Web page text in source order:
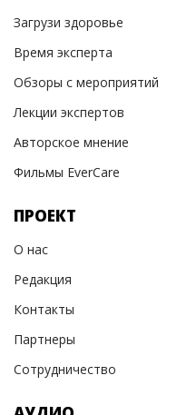
Загрузи здоровье
Время эксперта
Обзоры с мероприятий
Лекции экспертов
Авторское мнение
Фильмы EverCare
ПРОЕКТ
О нас
Редакция
Контакты
Партнеры
Сотрудничество